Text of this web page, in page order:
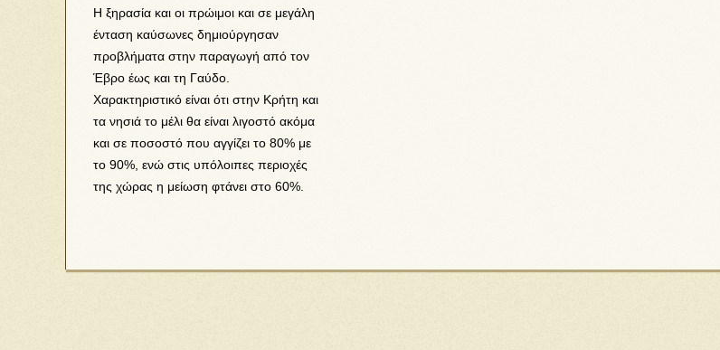
Η ξηρασία και οι πρώιμοι και σε μεγάλη
ένταση καύσωνες δημιούργησαν
προβλήματα στην παραγωγή από τον
Έβρο έως και τη Γαύδο.
Χαρακτηριστικό είναι ότι στην Κρήτη και
τα νησιά το μέλι θα είναι λιγοστό ακόμα
και σε ποσοστό που αγγίζει το 80% με
το 90%, ενώ στις υπόλοιπες περιοχές
της χώρας η μείωση φτάνει στο 60%.